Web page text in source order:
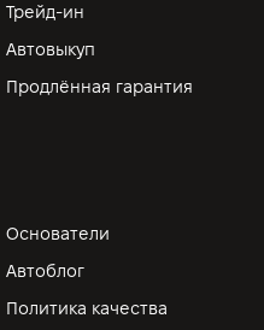
Трейд-ин
Автовыкуп
Продлённая гарантия
Основатели
Автоблог
Политика качества